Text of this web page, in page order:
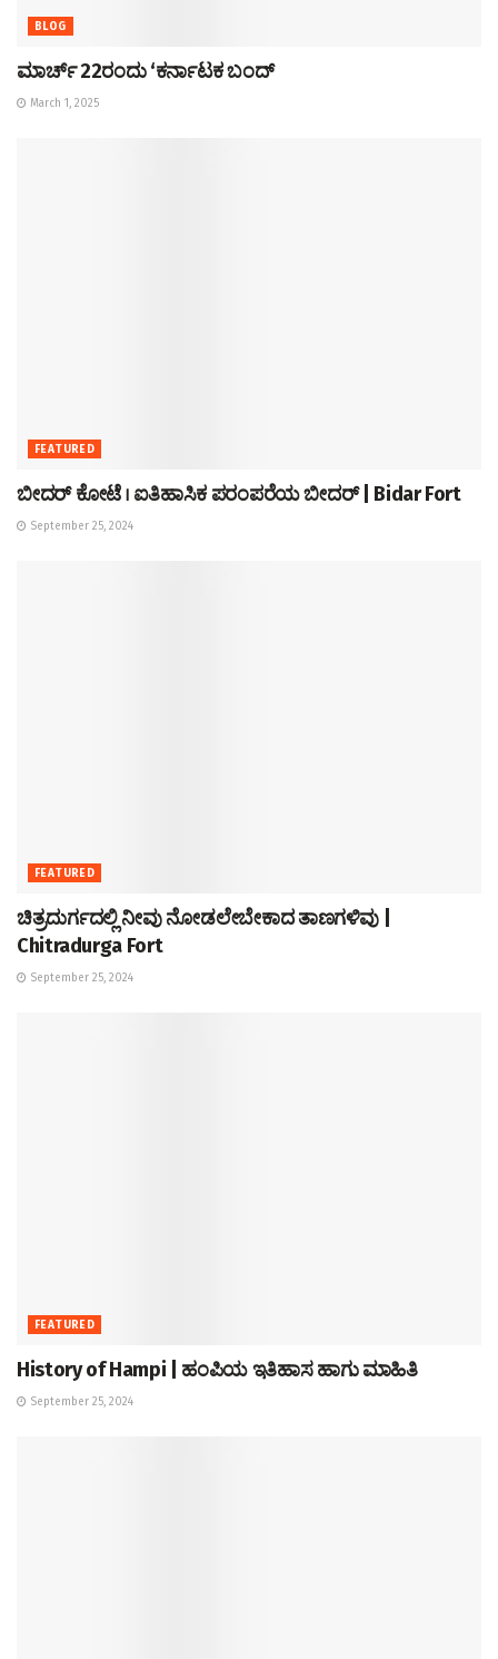
BLOG
ಮಾರ್ಚ್ 22ರಂದು ‘ಕರ್ನಾಟಕ ಬಂದ್
March 1, 2025
FEATURED
ಬೀದರ್ ಕೋಟೆ । ಐತಿಹಾಸಿಕ ಪರಂಪರೆಯ ಬೀದರ್ | Bidar Fort
September 25, 2024
FEATURED
ಚಿತ್ರದುರ್ಗದಲ್ಲಿ ನೀವು ನೋಡಲೇಬೇಕಾದ ತಾಣಗಳಿವು |
Chitradurga Fort
September 25, 2024
FEATURED
History of Hampi | ಹಂಪಿಯ ಇತಿಹಾಸ ಹಾಗು ಮಾಹಿತಿ
September 25, 2024